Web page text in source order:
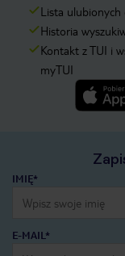
Lista ulubionych
Historia
Kontakt z TUI i
myTUI
IMIĘ*
E-MAIL*